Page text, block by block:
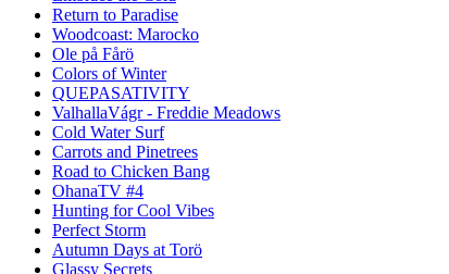
Return to Paradise
Woodcoast: Marocko
Ole på Fårö
Colors of Winter
QUEPASATIVITY
ValhallaVágr - Freddie Meadows
Cold Water Surf
Carrots and Pinetrees
Road to Chicken Bang
OhanaTV #4
Hunting for Cool Vibes
Perfect Storm
Autumn Days at Torö
Glassy Secrets